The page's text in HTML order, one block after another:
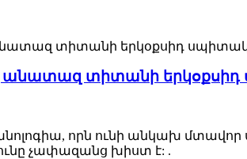
տիտանի երկօքսիդ
որն ունի անկախ
չափազանց խիստ է: .